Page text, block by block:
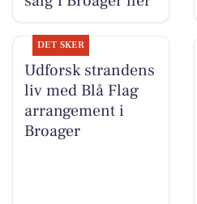
DET SKER
Udforsk strandens
liv med Blå Flag
arrangement i
Broager